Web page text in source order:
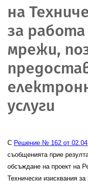
на
за
мрежи,
услуги
С Решение № 162 от
съобщенията прие
обсъждане на проект на
Технически изисквания